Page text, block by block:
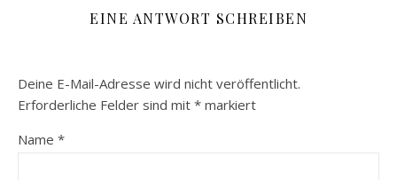
EINE ANTWORT SCHREIBEN
Deine E-Mail-Adresse wird nicht veröffentlicht.
Erforderliche Felder sind mit * markiert
Name *